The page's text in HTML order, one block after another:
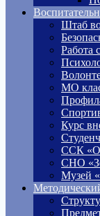
Штаб
Работа
МО
Курс
ССК
СНО
Музей